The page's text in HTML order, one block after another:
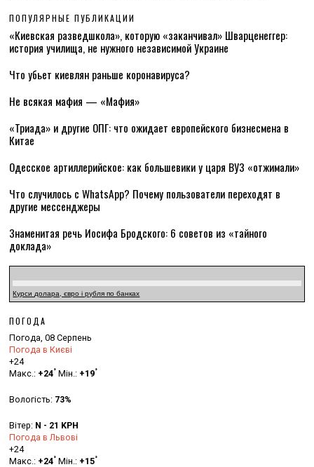
ПОПУЛЯРНЫЕ ПУБЛИКАЦИИ
«Киевская разведшкола», которую «заканчивал» Шварценеггер:
история училища, не нужного независимой Украине
Что убьет киевлян раньше коронавируса?
Не всякая мафия — «Мафия»
«Триада» и другие ОПГ: что ожидает европейского бизнесмена в
Китае
Одесское артиллерийское: как большевики у царя ВУЗ «отжимали»
Что случилось с WhatsApp? Почему пользователи переходят в
другие мессенджеры
Знаменитая речь Иосифа Бродского: 6 советов из «тайного
доклада»
Курси долара, євро і рубля по банках
ПОГОДА
Погода, 08 Серпень
Погода в Києві
+24
Макс.: +24° Мін.: +19°
Вологість: 73%
Вітер: N - 21 KPH
Погода в Львові
+24
Макс.: +24° Мін.: +15°